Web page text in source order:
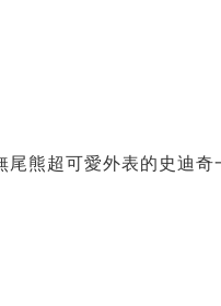
熊超可愛外表的史迪